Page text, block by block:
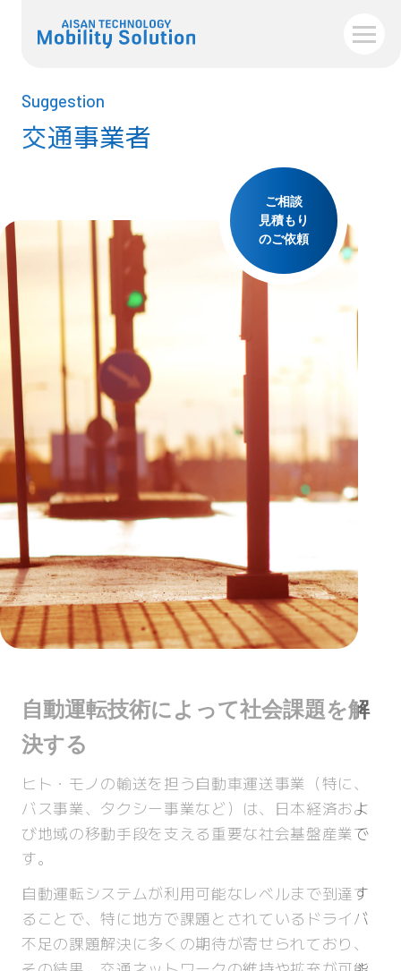
Suggestion
交通事業者
ご相談
見積もり
のご依頼
自動運転技術によって社会課題を解
決する
ヒト・モノの輸送を担う自動車運送事業（特に、
バス事業、タクシー事業など）は、日本経済およ
び地域の移動手段を支える重要な社会基盤産業で
す。
自動運転システムが利用可能なレベルまで到達す
ることで、特に地方で課題とされているドライバ
不足の課題解決に多くの期待が寄せられており、